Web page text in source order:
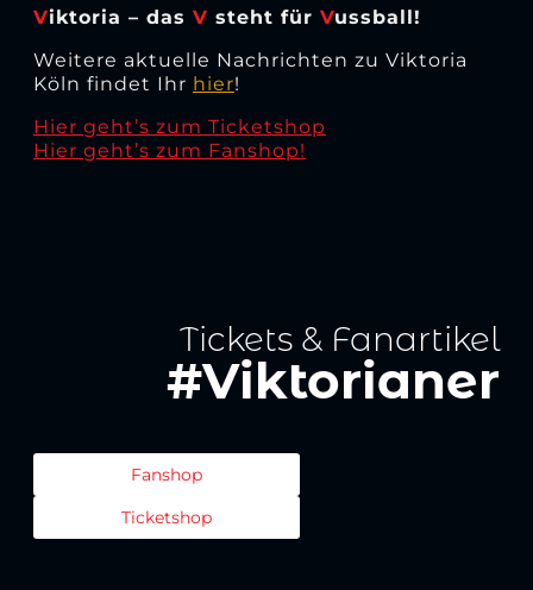
Viktoria – das V steht für Vussball!
Weitere aktuelle Nachrichten zu Viktoria
Köln findet Ihr hier!
Hier geht’s zum Ticketshop
Hier geht’s zum Fanshop!
Tickets & Fanartikel
#Viktorianer
Fanshop
Ticketshop